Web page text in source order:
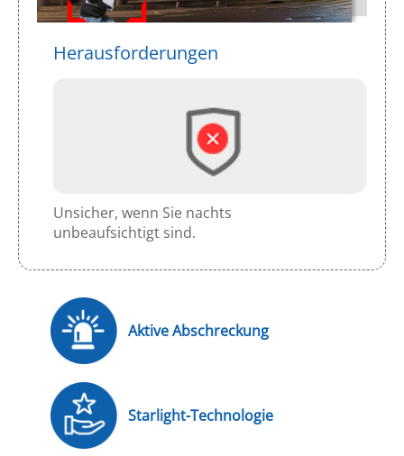
Herausforderungen
Unsicher, wenn Sie nachts
unbeaufsichtigt sind.
Aktive Abschreckung
Starlight-Technologie